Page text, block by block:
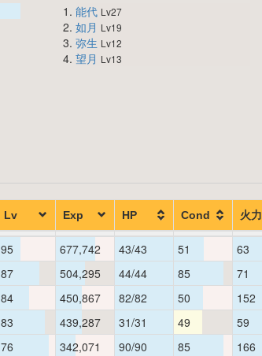
能代 Lv27
如月 Lv19
弥生 Lv12
望月 Lv13
Lv Exp HP Cond 火力
95 677,742 43/43 51 63
87 504,295 44/44 85 71
84 450,867 82/82 50 152
83 439,287 31/31 49 59
76 342,071 90/90 85 166